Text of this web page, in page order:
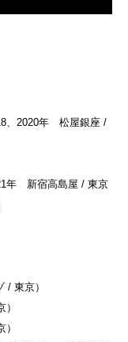
、2020年 松屋銀座 /
年 新宿高島屋 / 東京
東京）